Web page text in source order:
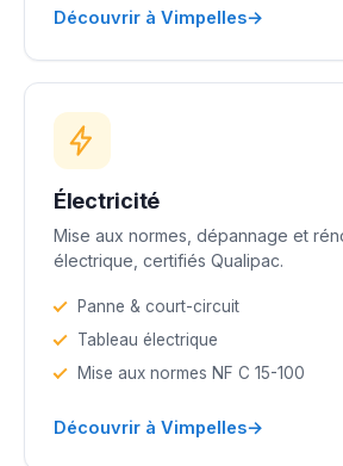
Découvrir à Vimpelles→
Électricité
Mise aux normes, dépannage et
électrique, certifiés Qualipac.
Panne & court-circuit
Tableau électrique
Mise aux normes NF C 15-100
Découvrir à Vimpelles→